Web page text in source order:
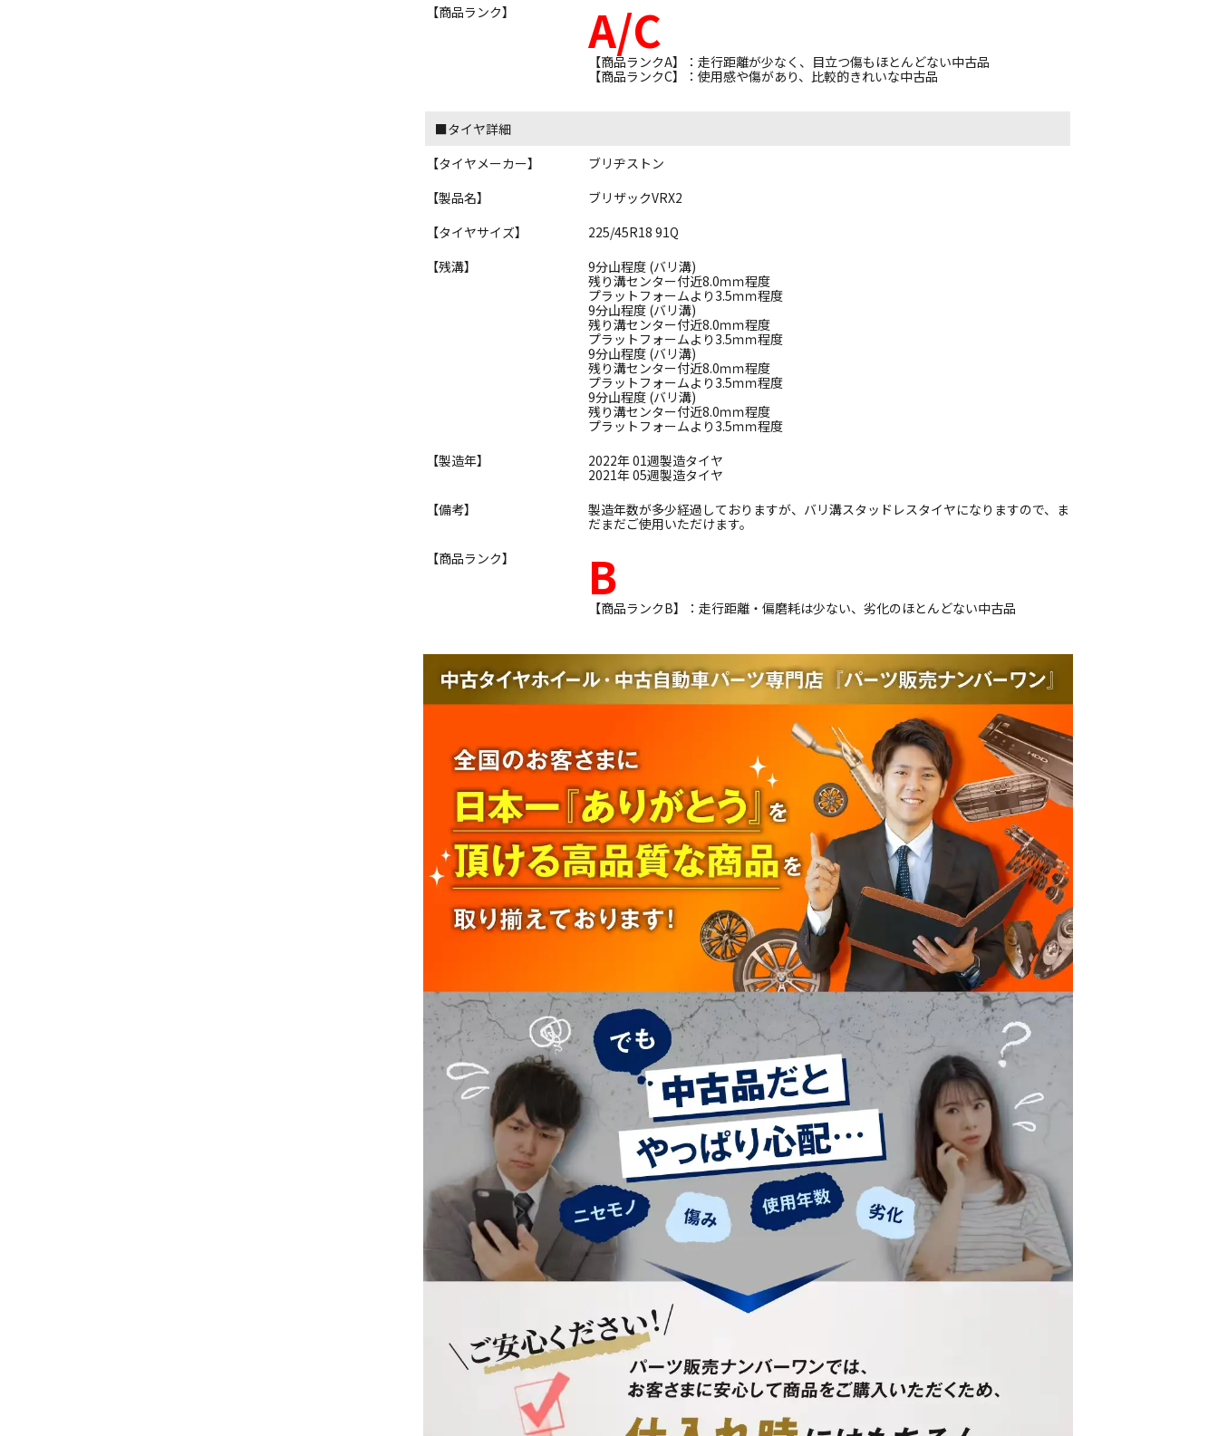
【商品ランク】
A/C
【商品ランクA】：走行距離が少なく、目立つ傷もほとんどない中古品
【商品ランクC】：使用感や傷があり、比較的きれいな中古品
■タイヤ詳細
【タイヤメーカー】
ブリヂストン
【製品名】
ブリザックVRX2
【タイヤサイズ】
225/45R18 91Q
【残溝】
9分山程度 (バリ溝)
残り溝センター付近8.0ｍｍ程度
プラットフォームより3.5ｍｍ程度
9分山程度 (バリ溝)
残り溝センター付近8.0ｍｍ程度
プラットフォームより3.5ｍｍ程度
9分山程度 (バリ溝)
残り溝センター付近8.0ｍｍ程度
プラットフォームより3.5ｍｍ程度
9分山程度 (バリ溝)
残り溝センター付近8.0ｍｍ程度
プラットフォームより3.5ｍｍ程度
【製造年】
2022年 01週製造タイヤ
2021年 05週製造タイヤ
【備考】
製造年数が多少経過しておりますが、バリ溝スタッドレスタイヤになりますので、ま
だまだご使用いただけます。
【商品ランク】
B
【商品ランクB】：走行距離・偏磨耗は少ない、劣化のほとんどない中古品